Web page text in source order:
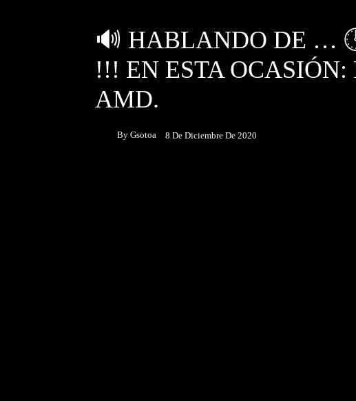
🔊 HABLANDO DE …
!!! EN ESTA
AMD.
By Gsotoa 8 De Diciembre De 2020